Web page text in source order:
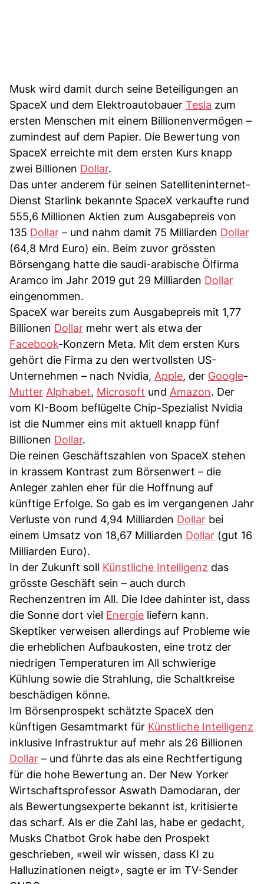
Musk wird damit durch seine Beteiligungen an
SpaceX und dem Elektroautobauer Tesla zum
ersten Menschen mit einem Billionenvermögen –
zumindest auf dem Papier. Die Bewertung von
SpaceX erreichte mit dem ersten Kurs knapp
zwei Billionen Dollar.
Das unter anderem für seinen Satelliteninternet-
Dienst Starlink bekannte SpaceX verkaufte rund
555,6 Millionen Aktien zum Ausgabepreis von
135 Dollar – und nahm damit 75 Milliarden Dollar
(64,8 Mrd Euro) ein. Beim zuvor grössten
Börsengang hatte die saudi-arabische Ölfirma
Aramco im Jahr 2019 gut 29 Milliarden Dollar
eingenommen.
SpaceX war bereits zum Ausgabepreis mit 1,77
Billionen Dollar mehr wert als etwa der
Facebook-Konzern Meta. Mit dem ersten Kurs
gehört die Firma zu den wertvollsten US-
Unternehmen – nach Nvidia, Apple, der Google-
Mutter Alphabet, Microsoft und Amazon. Der
vom KI-Boom beflügelte Chip-Spezialist Nvidia
ist die Nummer eins mit aktuell knapp fünf
Billionen Dollar.
Die reinen Geschäftszahlen von SpaceX stehen
in krassem Kontrast zum Börsenwert – die
Anleger zahlen eher für die Hoffnung auf
künftige Erfolge. So gab es im vergangenen Jahr
Verluste von rund 4,94 Milliarden Dollar bei
einem Umsatz von 18,67 Milliarden Dollar (gut 16
Milliarden Euro).
In der Zukunft soll Künstliche Intelligenz das
grösste Geschäft sein – auch durch
Rechenzentren im All. Die Idee dahinter ist, dass
die Sonne dort viel Energie liefern kann.
Skeptiker verweisen allerdings auf Probleme wie
die erheblichen Aufbaukosten, eine trotz der
niedrigen Temperaturen im All schwierige
Kühlung sowie die Strahlung, die Schaltkreise
beschädigen könne.
Im Börsenprospekt schätzte SpaceX den
künftigen Gesamtmarkt für Künstliche Intelligenz
inklusive Infrastruktur auf mehr als 26 Billionen
Dollar – und führte das als eine Rechtfertigung
für die hohe Bewertung an. Der New Yorker
Wirtschaftsprofessor Aswath Damodaran, der
als Bewertungsexperte bekannt ist, kritisierte
das scharf. Als er die Zahl las, habe er gedacht,
Musks Chatbot Grok habe den Prospekt
geschrieben, «weil wir wissen, dass KI zu
Halluzinationen neigt», sagte er im TV-Sender